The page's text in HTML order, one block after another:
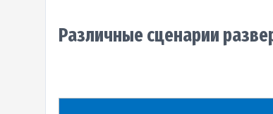
Различные сценарии